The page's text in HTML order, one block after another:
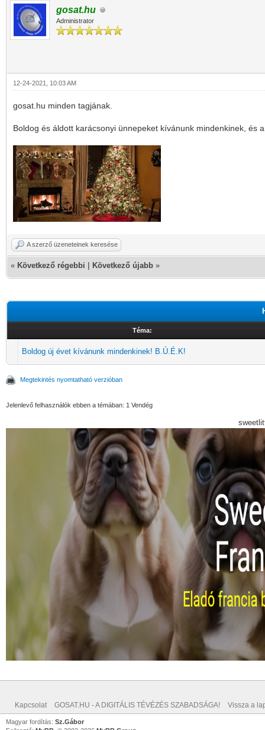
gosat.hu
Administrator
12-24-2021, 10:03 AM
gosat.hu minden tagjának.
Boldog és áldott karácsonyi ünnepeket kívánunk mindenkinek, és
A szerző üzeneteinek keresése
« Következő régebbi Következő újabb »
Téma:
Boldog új évet kívánunk mindenkinek! B.Ú.É.K!
Megtekintés nyomtatható verzióban
Jelenlevő felhasználók ebben a témában: 1 Vendég
Kapcsolat GOSAT.HU - A DIGITÁLIS TÉVÉZÉS SZABADSÁGA! Vissza a
Magyar fordítás: Sz.Gábor